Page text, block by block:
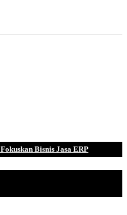
Bisnis Jasa ERP